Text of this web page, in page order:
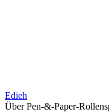
Edieh
Über Pen-&-Paper-